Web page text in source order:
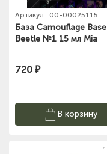
Артикул: 00-00025115
База Camouflage Base
Beetle №1 15 мл Mia
720 ₽
В корзину